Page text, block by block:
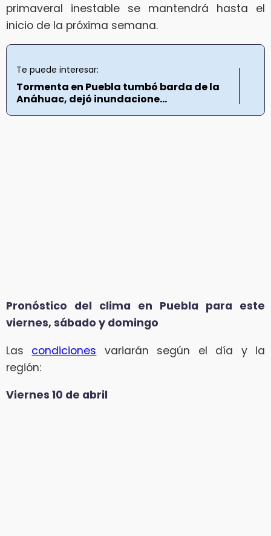
primaveral inestable se mantendrá hasta el
inicio de la próxima semana.
Te puede interesar:
Tormenta en Puebla tumbó barda de la
Anáhuac, dejó inundacione...
Pronóstico del clima en Puebla para este
viernes, sábado y domingo
Las condiciones variarán según el día y la
región:
Viernes 10 de abril